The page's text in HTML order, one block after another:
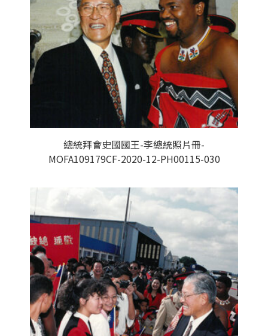
總統拜會史國國王-李總統照片冊-
MOFA109179CF-2020-12-PH00115-030